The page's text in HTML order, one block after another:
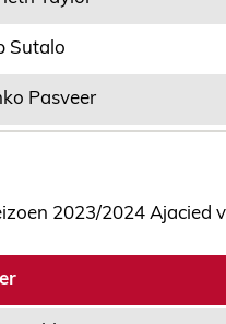
Sutalo
Pasveer
2023/2024 Ajacied